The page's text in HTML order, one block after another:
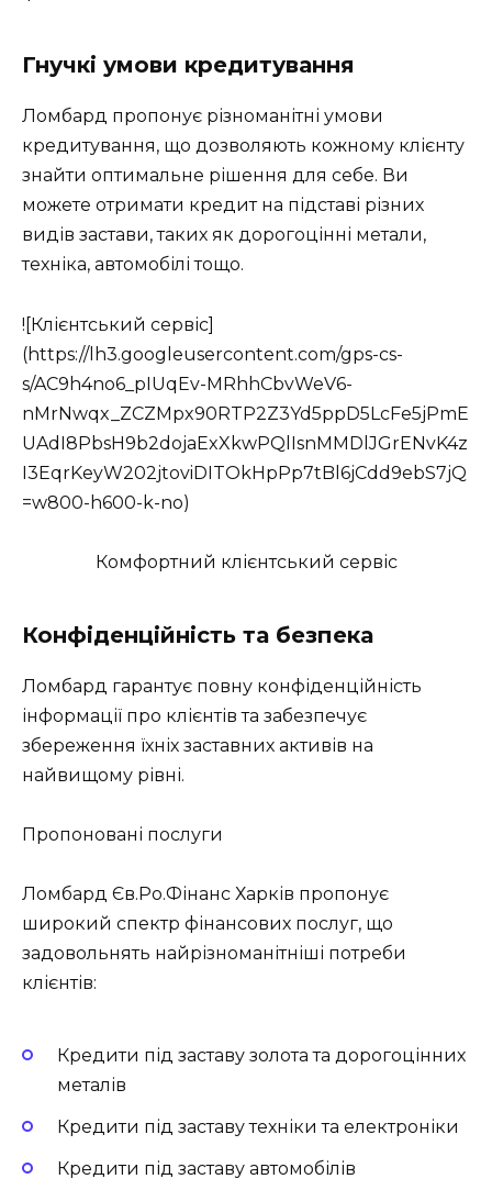
Гнучкі умови кредитування
Ломбард пропонує різноманітні умови
кредитування, що дозволяють кожному клієнту
знайти оптимальне рішення для себе. Ви
можете отримати кредит на підставі різних
видів застави, таких як дорогоцінні метали,
техніка, автомобілі тощо.
![Клієнтський сервіс]
(https://lh3.googleusercontent.com/gps-cs-
s/AC9h4no6_pIUqEv-MRhhCbvWeV6-
nMrNwqx_ZCZMpx90RTP2Z3Yd5ppD5LcFe5jPmE
UAdI8PbsH9b2dojaExXkwPQlIsnMMDlJGrENvK4z
I3EqrKeyW202jtoviDITOkHpPp7tBl6jCdd9ebS7jQ
=w800-h600-k-no)
Комфортний клієнтський сервіс
Конфіденційність та безпека
Ломбард гарантує повну конфіденційність
інформації про клієнтів та забезпечує
збереження їхніх заставних активів на
найвищому рівні.
Пропоновані послуги
Ломбард Єв.Ро.Фінанс Харків пропонує
широкий спектр фінансових послуг, що
задовольнять найрізноманітніші потреби
клієнтів:
Кредити під заставу золота та дорогоцінних
металів
Кредити під заставу техніки та електроніки
Кредити під заставу автомобілів